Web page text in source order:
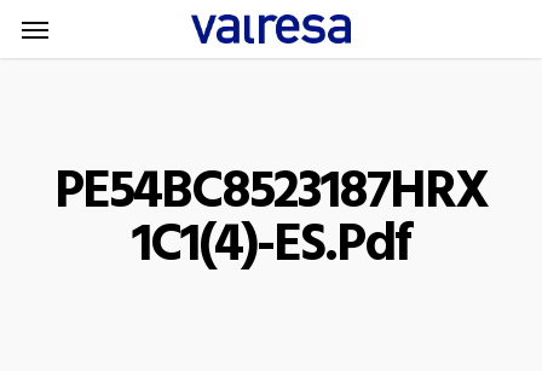
Skip
to
Menu
PE54BC8523187HRX
1C1(4)-ES.pdf
Menu